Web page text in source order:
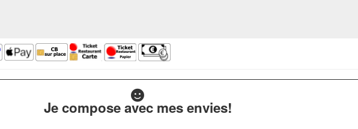
Je compose avec mes envies!